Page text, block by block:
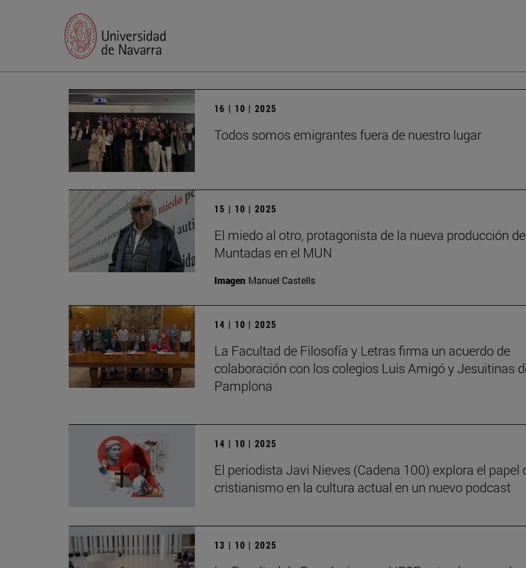
16 | 10 | 2025
Todos somos emigrantes fuera de nuestro lugar
15 | 10 | 2025
El miedo al otro, protagonista de la nueva producción de
Muntadas en el MUN
Imagen Manuel Castells
14 | 10 | 2025
La Facultad de Filosofía y Letras firma un acuerdo de
colaboración con los colegios Luis Amigó y Jesuitinas
Pamplona
14 | 10 | 2025
El periodista Javi Nieves (Cadena 100) explora el papel
cristianismo en la cultura actual en un nuevo podcast
13 | 10 | 2025